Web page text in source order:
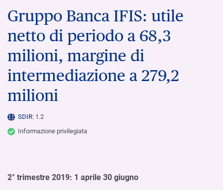
Gruppo Banca IFIS: utile
netto di periodo a 68,3
milioni, margine di
intermediazione a 279,2
milioni
SDIR: 1.2
Informazione privilegiata
2° trimestre 2019: 1 aprile 30 giugno